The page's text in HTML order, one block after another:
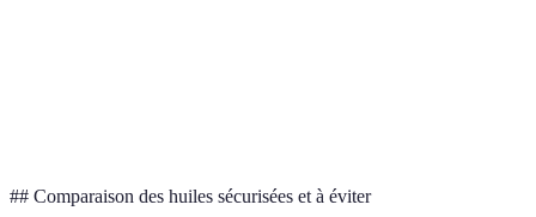
## Comparaison des huiles sécurisées et à éviter